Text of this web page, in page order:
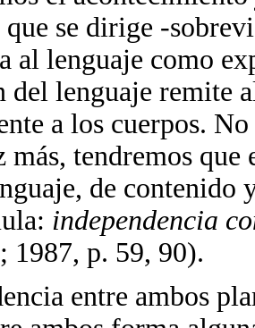
se dirige -
al lenguaje como
del lenguaje remite
a los cuerpos.
más, tendremos
de contenido
independencia
1987, p. 59, 90).
entre ambos